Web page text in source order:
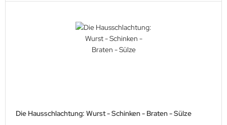
Die Hausschlachtung: Wurst - Schinken - Braten - Sülze